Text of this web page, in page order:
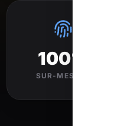
100%
SUR-MESURE